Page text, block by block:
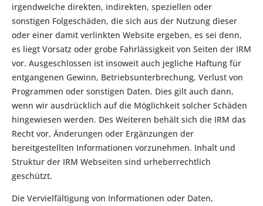
irgendwelche direkten, indirekten, speziellen oder
sonstigen Folgeschäden, die sich aus der Nutzung dieser
oder einer damit verlinkten Website ergeben, es sei denn,
es liegt Vorsatz oder grobe Fahrlässigkeit von Seiten der IRM
vor. Ausgeschlossen ist insoweit auch jegliche Haftung für
entgangenen Gewinn, Betriebsunterbrechung, Verlust von
Programmen oder sonstigen Daten. Dies gilt auch dann,
wenn wir ausdrücklich auf die Möglichkeit solcher Schäden
hingewiesen werden. Des Weiteren behält sich die IRM das
Recht vor, Änderungen oder Ergänzungen der
bereitgestellten Informationen vorzunehmen. Inhalt und
Struktur der IRM Webseiten sind urheberrechtlich
geschützt.
Die Vervielfältigung von Informationen oder Daten,